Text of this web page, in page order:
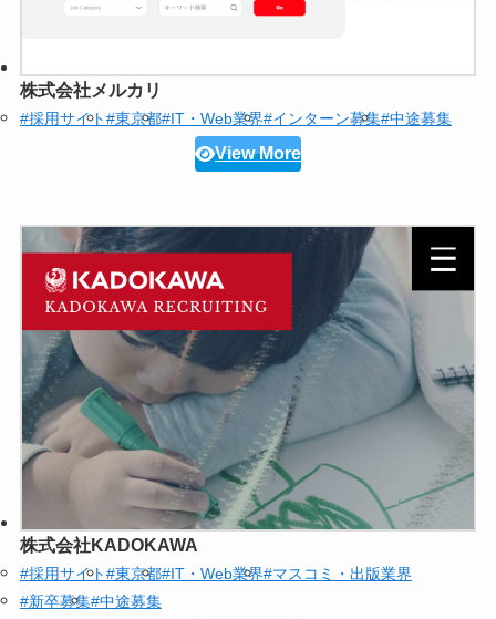
株式会社メルカリ
#採用サイト#東京都#IT・Web業界#インターン募集#中途募集
View More
株式会社KADOKAWA
#採用サイト#東京都#IT・Web業界#マスコミ・出版業界
#新卒募集#中途募集